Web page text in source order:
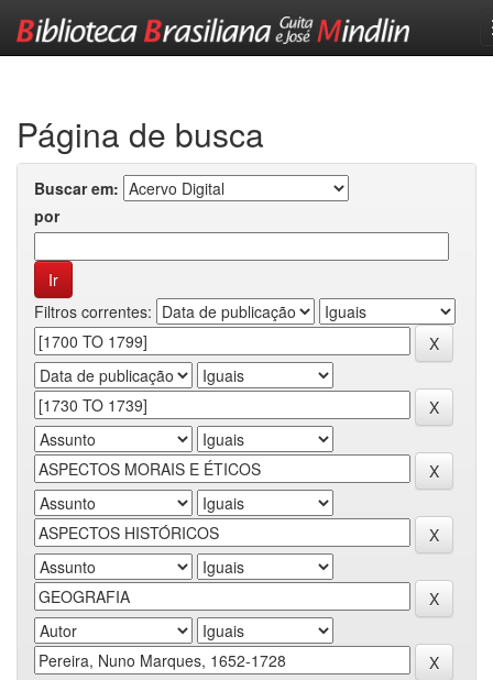
Página de busca
Buscar em:
por
Filtros correntes: